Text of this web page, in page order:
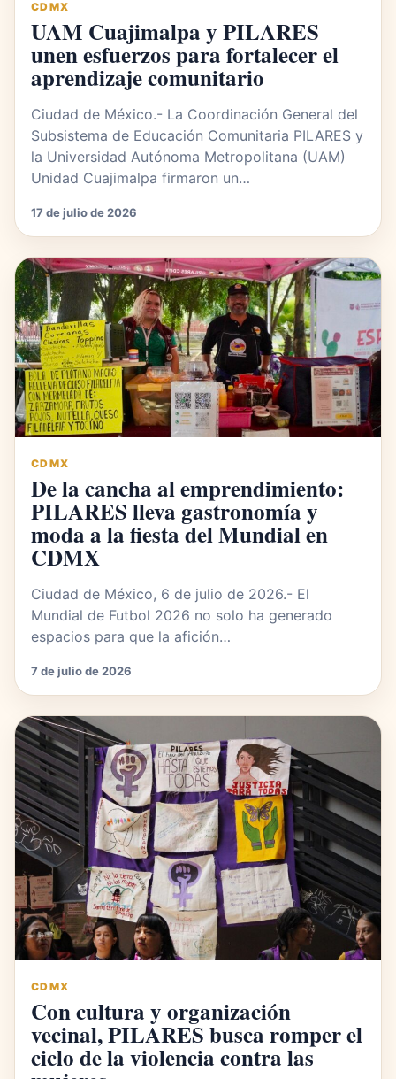
CDMX
UAM Cuajimalpa y PILARES
unen esfuerzos para fortalecer el
aprendizaje comunitario
Ciudad de México.- La Coordinación General del
Subsistema de Educación Comunitaria PILARES y
la Universidad Autónoma Metropolitana (UAM)
Unidad Cuajimalpa firmaron un…
17 de julio de 2026
CDMX
De la cancha al emprendimiento:
PILARES lleva gastronomía y
moda a la fiesta del Mundial en
CDMX
Ciudad de México, 6 de julio de 2026.- El
Mundial de Futbol 2026 no solo ha generado
espacios para que la afición…
7 de julio de 2026
CDMX
Con cultura y organización
vecinal, PILARES busca romper el
ciclo de la violencia contra las